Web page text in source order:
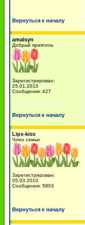
Вернуться к началу
amalsyn
Добрый приятель
Зарегистрирован:
25.01.2010
Сообщения: 427
Вернуться к началу
Lips-kiss
Член семьи
Зарегистрирован:
05.03.2010
Сообщения: 5803
Вернуться к началу